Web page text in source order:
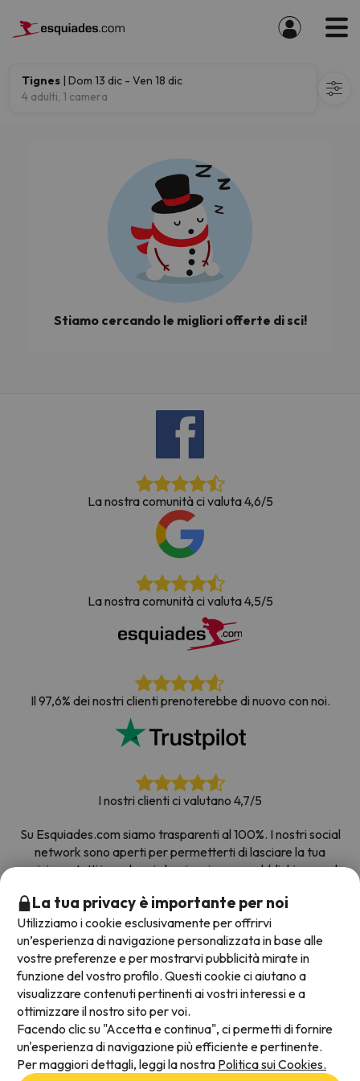
Tignes | Dom 13 dic - Ven 18 dic
4 adulti, 1 camera
Stiamo cercando le migliori offerte di sci!
La nostra comunità ci valuta 4,6/5
La nostra comunità ci valuta 4,5/5
Il 97,6% dei nostri clienti prenoterebbe di nuovo con noi.
I nostri clienti ci valutano 4,7/5
Su Esquiades.com siamo trasparenti al 100%. I nostri social
network sono aperti per permetterti di lasciare la tua
opinione, tutti i sondaggi che riceviamo e pubblichiamo sul
Prenota con fiducia|Più di 700.000 persone hanno
prenotato la loro settimana bianca con Esquiades.com
Metodi di pagamento disponibili
La tua privacy è importante per noi
Utilizziamo i cookie esclusivamente per offrirvi
un’esperienza di navigazione personalizzata in base alle
vostre preferenze e per mostrarvi pubblicità mirate in
funzione del vostro profilo. Questi cookie ci aiutano a
visualizzare contenuti pertinenti ai vostri interessi e a
ottimizzare il nostro sito per voi.
Facendo clic su "Accetta e continua", ci permetti di fornire
un'esperienza di navigazione più efficiente e pertinente.
Per maggiori dettagli, leggi la nostra Politica sui Cookies.